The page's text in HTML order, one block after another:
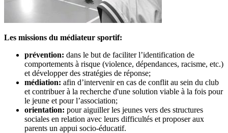
Les missions du médiateur sportif:
prévention: dans le but de faciliter l’identification de
comportements à risque (violence, dépendances, racisme, etc.)
et développer des stratégies de réponse;
médiation: afin d’intervenir en cas de conflit au sein du club
et contribuer à la recherche d'une solution viable à la fois pour
le jeune et pour l’association;
orientation: pour aiguiller les jeunes vers des structures
sociales en relation avec leurs difficultés et proposer aux
parents un appui socio-éducatif.